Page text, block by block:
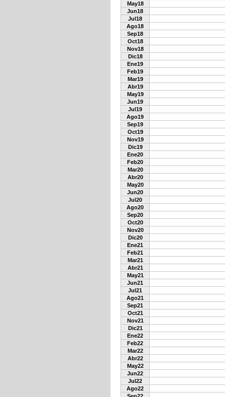
May18
Jun18
Jul18
Ago18
Sep18
Oct18
Nov18
Dic18
Ene19
Feb19
Mar19
Abr19
May19
Jun19
Jul19
Ago19
Sep19
Oct19
Nov19
Dic19
Ene20
Feb20
Mar20
Abr20
May20
Jun20
Jul20
Ago20
Sep20
Oct20
Nov20
Dic20
Ene21
Feb21
Mar21
Abr21
May21
Jun21
Jul21
Ago21
Sep21
Oct21
Nov21
Dic21
Ene22
Feb22
Mar22
Abr22
May22
Jun22
Jul22
Ago22